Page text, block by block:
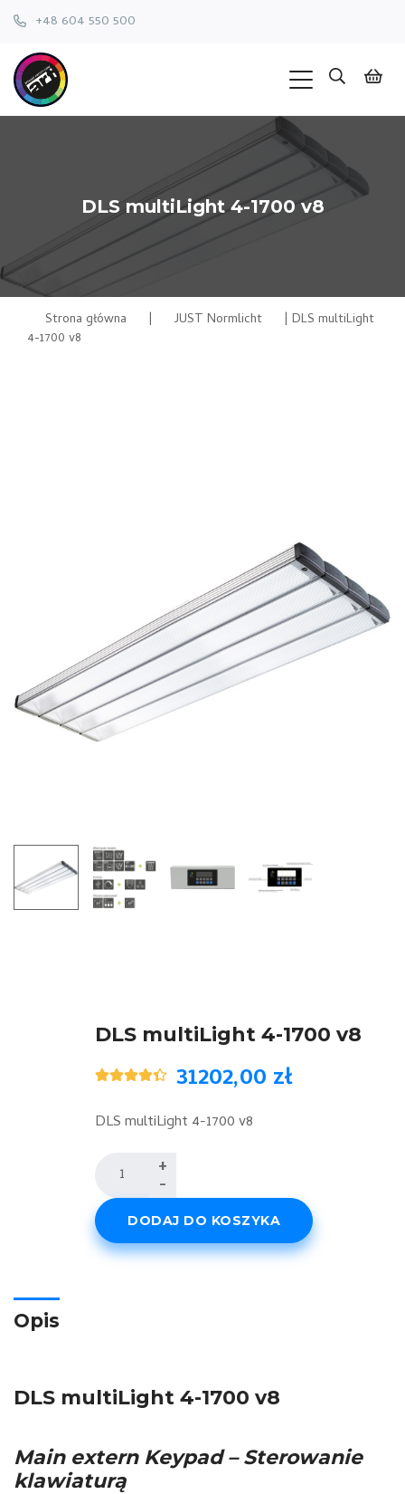
+48 604 550 500
DLS multiLight 4-1700 v8
Strona główna | JUST Normlicht | DLS multiLight
4-1700 v8
DLS multiLight 4-1700 v8
Oceniony
na
podstawie
5 31202,00 zł
DLS multiLight 4-1700 v8
multiLight
4-
1700
+
-
DODAJ DO KOSZYKA
Opis
DLS multiLight 4-1700 v8
Main extern Keypad – Sterowanie
klawiaturą